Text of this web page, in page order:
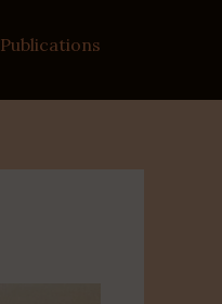
Publications